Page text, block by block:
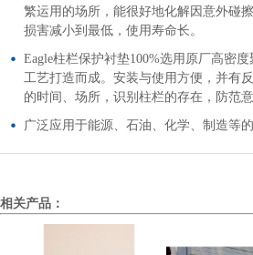
繁运用的场所，能很好地化解因意外碰
损害减小到最低，使用寿命长。
Eagle柱栏保护衬垫100%选用原厂高密
工艺打造而成。安装与使用方便，并有
的时间、场所，识别柱栏的存在，防范意
广泛应用于能源、石油、化学、制造等
相关产品：